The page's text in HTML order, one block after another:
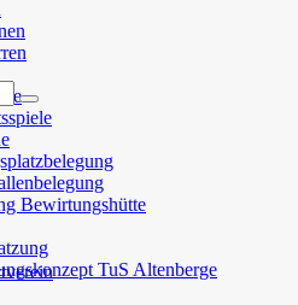
Bewirtungshütte
TuS Altenberge